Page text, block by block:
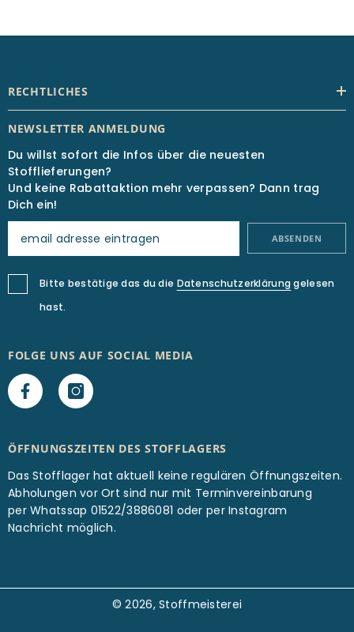
RECHTLICHES
NEWSLETTER ANMELDUNG
Du willst sofort die Infos über die neuesten
Stofflieferungen?
Und keine Rabattaktion mehr verpassen? Dann trag
Dich ein!
ABSENDEN
Bitte bestätige das du die Datenschutzerklärung gelesen
hast.
FOLGE UNS AUF SOCIAL MEDIA
ÖFFNUNGSZEITEN DES STOFFLAGERS
Das Stofflager hat aktuell keine regulären Öffnungszeiten.
Abholungen vor Ort sind nur mit Terminvereinbarung
per Whatssap 01522/3886081 oder per Instagram
Nachricht möglich.
© 2026, Stoffmeisterei